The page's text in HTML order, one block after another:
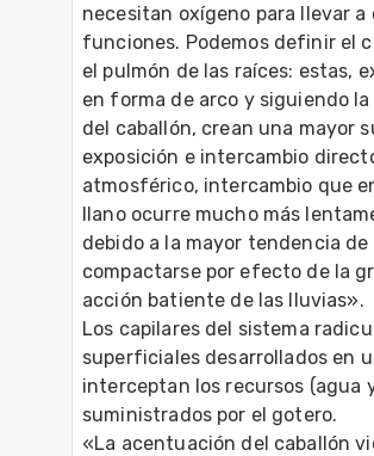
necesitan oxígeno para llevar a
funciones. Podemos definir el
el pulmón de las raíces: estas,
en forma de arco y siguiendo
del caballón, crean una mayor
exposición e intercambio
atmosférico, intercambio que
llano ocurre mucho más
debido a la mayor tendencia
compactarse por efecto de la
acción batiente de las lluvias».
Los capilares del sistema
superficiales desarrollados en
interceptan los recursos (agua
suministrados por el gotero.
«La acentuación del caballón